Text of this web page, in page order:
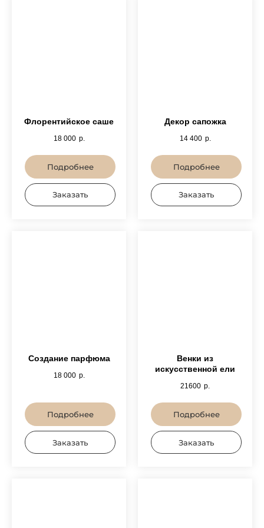
Флорентийское саше
18 000 р.
Подробнее
Заказать
Декор сапожка
14 400 р.
Подробнее
Заказать
Создание парфюма
18 000 р.
Подробнее
Заказать
Венки из
искусственной ели
21600 р.
Подробнее
Заказать